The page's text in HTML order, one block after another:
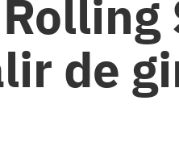
de